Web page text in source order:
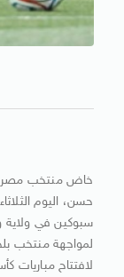
خاض منتخب مصر
حسن، اليوم
سبوكين في ولاية
لافتتاح مباريات كأس